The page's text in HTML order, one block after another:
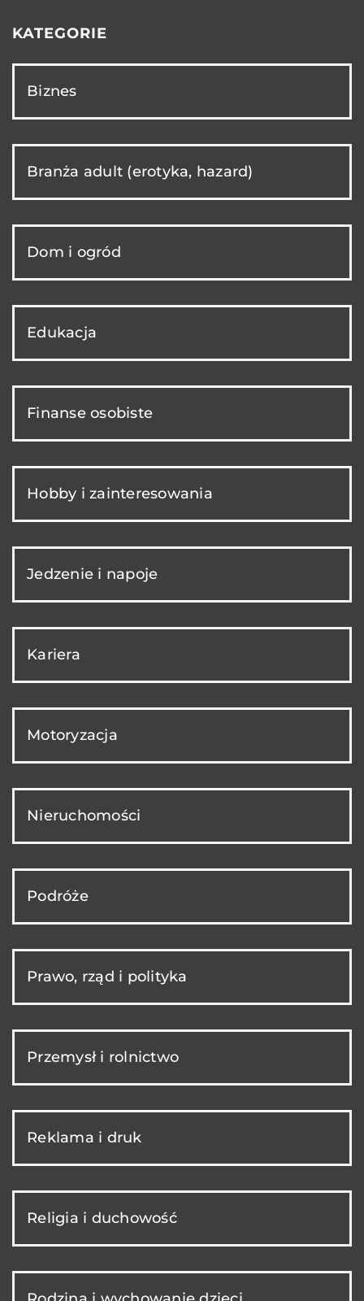
KATEGORIE
Biznes
Branża adult (erotyka, hazard)
Dom i ogród
Edukacja
Finanse osobiste
Hobby i zainteresowania
Jedzenie i napoje
Kariera
Motoryzacja
Nieruchomości
Podróże
Prawo, rząd i polityka
Przemysł i rolnictwo
Reklama i druk
Religia i duchowość